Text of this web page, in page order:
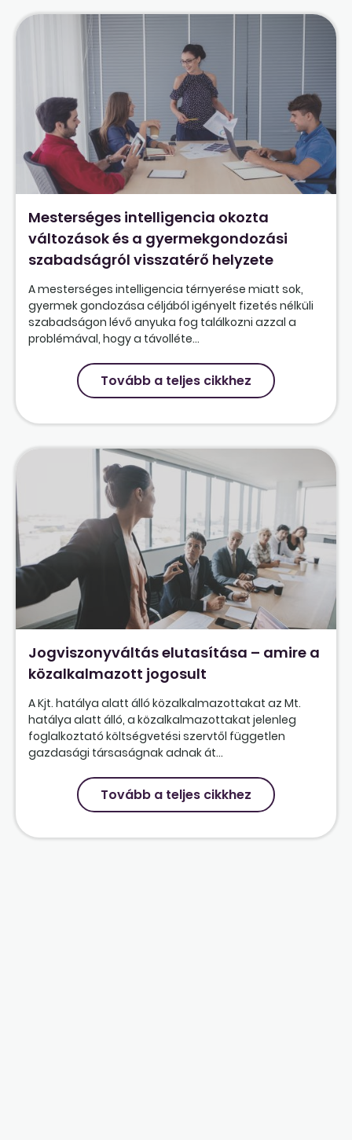
Mesterséges intelligencia okozta
változások és a gyermekgondozási
szabadságról visszatérő helyzete
A mesterséges intelligencia térnyerése miatt sok,
gyermek gondozása céljából igényelt fizetés nélküli
szabadságon lévő anyuka fog találkozni azzal a
problémával, hogy a távolléte...
Tovább a teljes cikkhez
Jogviszonyváltás elutasítása – amire a
közalkalmazott jogosult
A Kjt. hatálya alatt álló közalkalmazottakat az Mt.
hatálya alatt álló, a közalkalmazottakat jelenleg
foglalkoztató költségvetési szervtől független
gazdasági társaságnak adnak át...
Tovább a teljes cikkhez